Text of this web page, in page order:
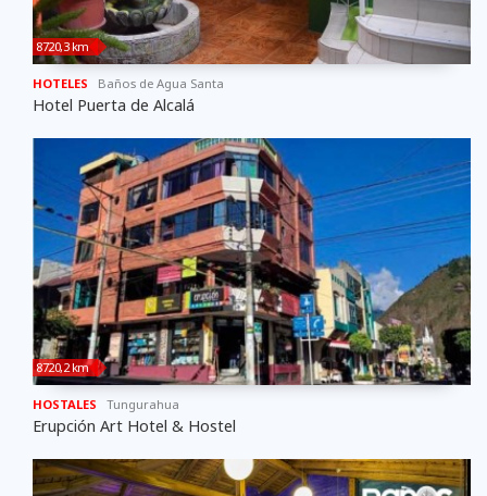
8720,3 km
HOTELES Baños de Agua Santa
Hotel Puerta de Alcalá
8720,2 km
HOSTALES Tungurahua
Erupción Art Hotel & Hostel